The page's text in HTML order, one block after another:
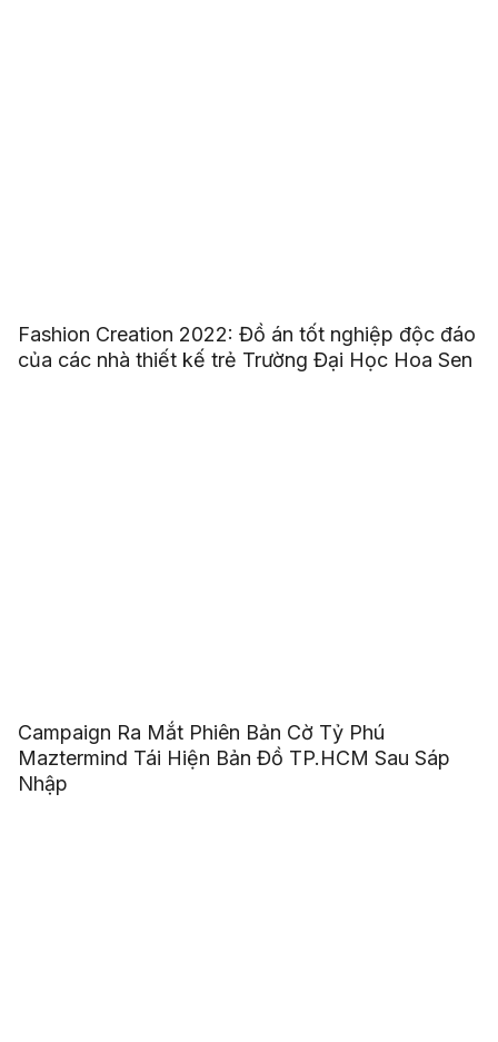
Fashion Creation 2022: Đồ án tốt nghiệp độc đáo
của các nhà thiết kế trẻ Trường Đại Học Hoa Sen
Campaign Ra Mắt Phiên Bản Cờ Tỷ Phú
Maztermind Tái Hiện Bản Đồ TP.HCM Sau Sáp
Nhập